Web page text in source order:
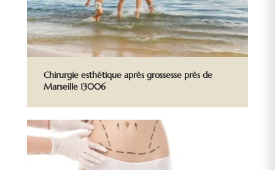
Chirurgie esthétique après grossesse près de
Marseille 13006